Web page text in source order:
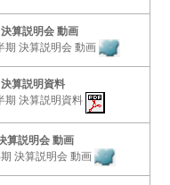
算説明会 動画
期 決算説明会 動画
算説明資料
期 決算説明資料
算説明会 動画
決算説明会 動画